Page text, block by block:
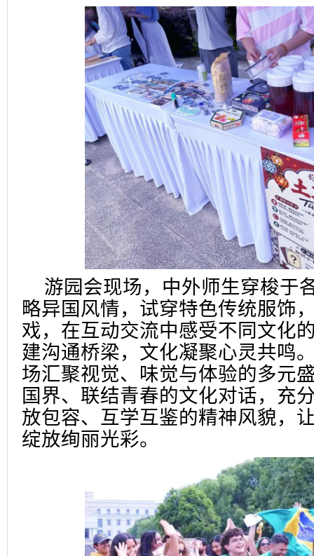
游园会现场，中外师生穿梭于
略异国风情，试穿特色传统服饰
戏，在互动交流中感受不同文化
建沟通桥梁，文化凝聚心灵共鸣
场汇聚视觉、味觉与体验的多元
国界、联结青春的文化对话，充
放包容、互学互鉴的精神风貌，
绽放绚丽光彩。